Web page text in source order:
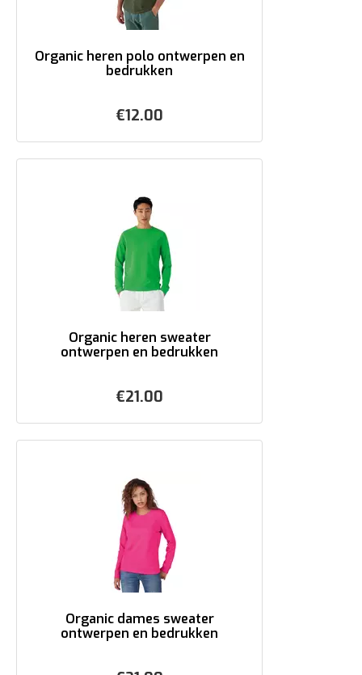
Organic heren polo ontwerpen en
bedrukken
€12.00
Organic heren sweater
ontwerpen en bedrukken
€21.00
Organic dames sweater
ontwerpen en bedrukken